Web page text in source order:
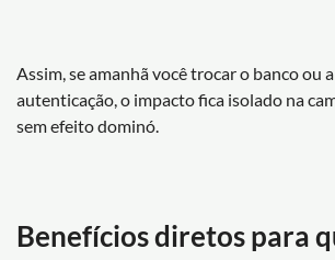
Assim, se amanhã você trocar o banco ou
autenticação, o impacto fica isolado na
sem efeito dominó.
Benefícios diretos para